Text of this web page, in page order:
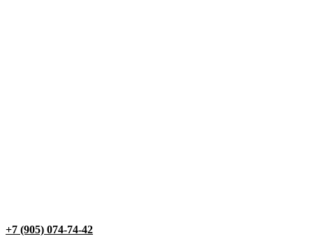
+7 (905) 074-74-42